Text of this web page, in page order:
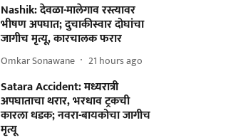
Nashik: देवळा-मालेगाव रस्त्यावर
भीषण अपघात; दुचाकीस्वार दोघांचा
जागीच मृत्यू, कारचालक फरार
Omkar Sonawane 21 hours ago
Satara Accident: मध्यरात्री
अपघाताचा थरार, भरधाव ट्रकची
कारला धडक; नवरा-बायकोचा जागीच
मृत्यू